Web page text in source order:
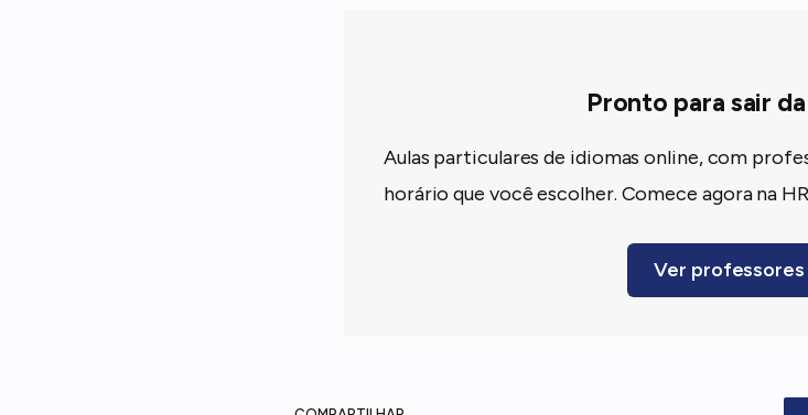
Pronto para sair
Aulas particulares de idiomas online, com
horário que você escolher. Comece agora na
Ver